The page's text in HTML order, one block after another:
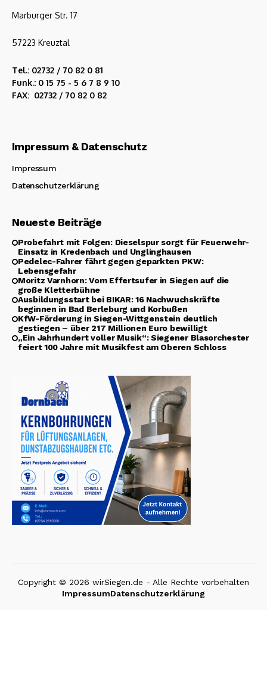
Marburger Str. 17
57223 Kreuztal
Tel.: 02732 / 70 82 0 81
Funk.: 0 15 75 - 5 6 7 8 9 10
FAX: 02732 / 70 82 0 82
Impressum & Datenschutz
Impressum
Datenschutzerklärung
Neueste Beiträge
Probefahrt mit Folgen: Dieselspur sorgt für Feuerwehr-
Einsatz in Kredenbach und Unglinghausen
Pedelec-Fahrer fährt gegen geparkten PKW:
Lebensgefahr
Moritz Varnhorn: Vom Effertsufer in Siegen auf die
große Kletterbühne
Ausbildungsstart bei BIKAR: 16 Nachwuchskräfte
beginnen in Bad Berleburg und Korbußen
KfW-Förderung in Siegen-Wittgenstein deutlich
gestiegen – über 217 Millionen Euro bewilligt
„Ein Jahrhundert voller Musik“: Siegener Blasorchester
feiert 100 Jahre mit Musikfest am Oberen Schloss
Copyright © 2026 wirSiegen.de - Alle Rechte vorbehalten
ImpressumDatenschutzerklärung